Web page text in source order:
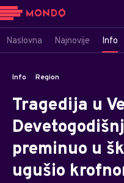
Naslovna Najnovije Info
Info Region
Tragedija u
preminuo u
ugušio